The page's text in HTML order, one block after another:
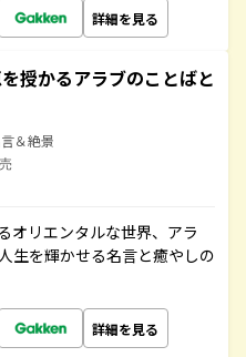
詳細を見る
授かるアラブのことばと
＆絶景
オリエンタルな世界、アラ
生を輝かせる名言と癒やしの
詳細を見る